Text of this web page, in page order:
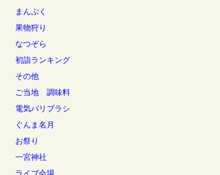
まんぷく
果物狩り
なつぞら
初詣ランキング
その他
ご当地 調味料
電気バリブラシ
ぐんま名月
お祭り
一宮神社
ライブ会場